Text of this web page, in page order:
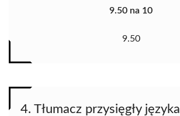
9.50 na 10
9.50
4. Tłumacz przysięgły języka